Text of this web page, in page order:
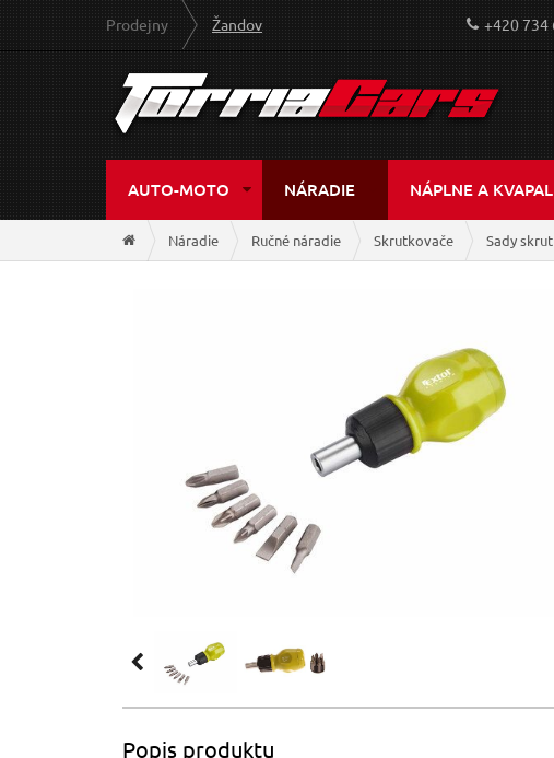
Prodejny Žandov +420 734
AUTO-MOTO NÁRADIE NÁPLNE A
Náradie Ručné náradie Skrutkovače Sady
Popis produktu